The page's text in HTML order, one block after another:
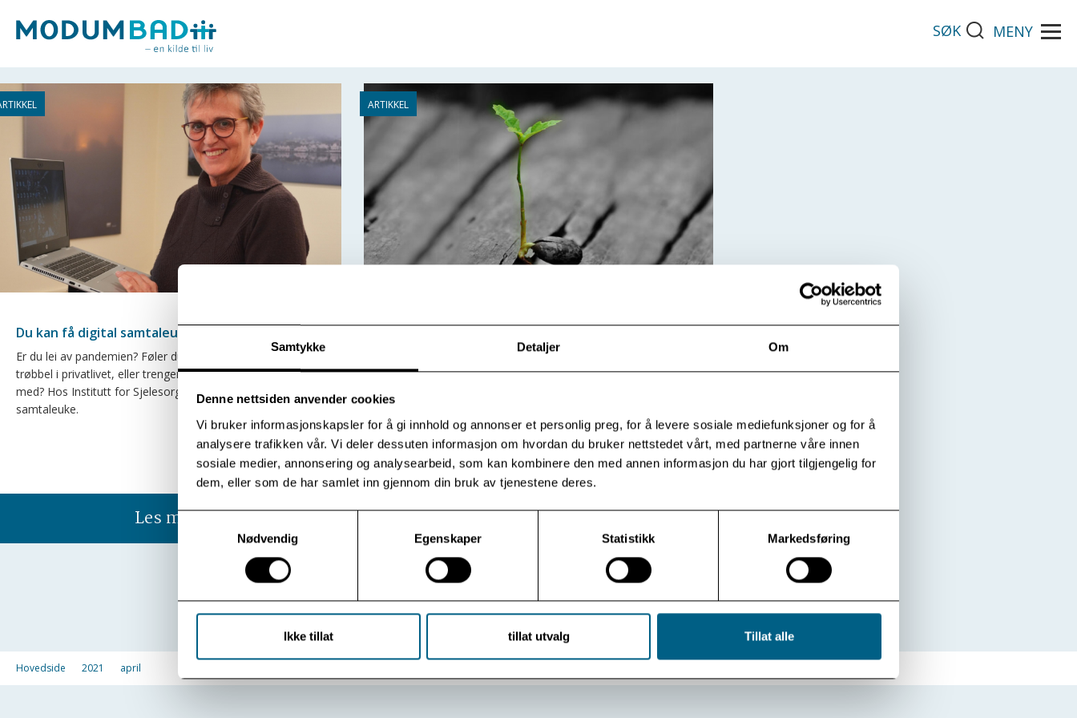
Samtykke Detaljer Om
Denne nettsiden anvender cookies
Vi bruker informasjonskapsler for å gi innhold og annonser et personlig preg, for å levere sosiale mediefunksjoner og for å
analysere trafikken vår. Vi deler dessuten informasjon om hvordan du bruker nettstedet vårt, med partnerne våre innen
sosiale medier, annonsering og analysearbeid, som kan kombinere den med annen informasjon du har gjort tilgjengelig for
dem, eller som de har samlet inn gjennom din bruk av tjenestene deres.
Samtykkevalg
Nødvendig
Egenskaper Statistikk Markedsføring
Ikke tillat tillat utvalg Tillat alle
SØK MENY
Du kan få digital samtaleuke
Er du lei av pandemien? Føler du deg ensom? Har du
trøbbel i privatlivet, eller trenger du bare noen å snakke
med? Hos Institutt for Sjelesorg kan du nå få en digital
samtaleuke.
Les mer
En overskrift i en av våre aviser vekket nylig min interesse.
I køen av bekymringsmeldinger og urovekkende rapporter
nyhet opp på nettsiden! «Færre skilles – til tross for
korona-slitasje» Mange trodde den første nedstengingen
av landet ville føre til flere skilsmisser. Men […]
Les mer
Vis flere Se arkiv
Hovedside 2021 april